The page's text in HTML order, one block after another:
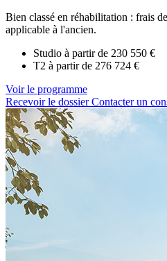
Bien classé en réhabilitation : frais
applicable à l'ancien.
Studio à partir de 230 550 €
T2 à partir de 276 724 €
Voir le programme
Recevoir le dossierContacter un